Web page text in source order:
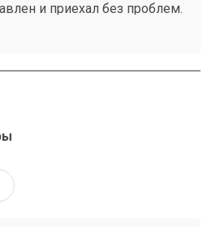
и приехал без проблем.